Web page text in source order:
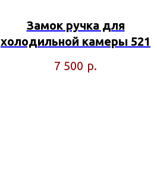
Замок ручка для
холодильной камеры 521
7 500 р.